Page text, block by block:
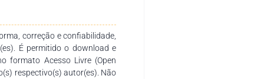
produzir mudas dessas
os percentuais de
principalmente no caso da
correção e confiabilidade,
É permitido o download e
formato Acesso Livre (Open
respectivo(s) autor(es). Não